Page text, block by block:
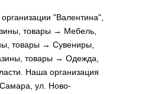
"Валентина",
товары → Мебель,
товары → Сувениры,
товары → Одежда,
Наша организация
ул. Ново-